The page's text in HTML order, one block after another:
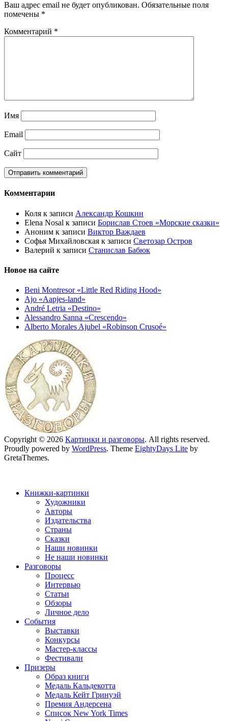
Ваш адрес email не будет опубликован. Обязательные поля
помечены *
Комментарий *
Имя
Email
Сайт
Комментарии
Коля к записи Александр Кошкин
Elena Nosal к записи Борислав Стоев «Морские сказки»
Аноним к записи Виктор Важдаев
Софья Михайловская к записи Светозар Остров
Валерий к записи Станислав Бабюк
Новое на сайте
Beni Montresor «Little Red Riding Hood»
Ajo «Aapjes-land»
André Letria «Destino»
Alessandro Sanna «Crescendo»
Alberto Morales Ajubel «Robinson Crusoé»
Copyright © 2026 Картинки и разговоры. All rights reserved.
Proudly powered by WordPress. Theme EightyDays Lite by
GretaThemes.
Книжки-картинки
Художники
Авторы
Издательства
Страны
Сказки
Наши новинки
Не наши новинки
Разговоры
Процесс
Интервью
Статьи
Обзоры
Личное дело
События
Выставки
Конкурсы
Мастер-классы
Фестивали
Призеры
Образ книги
Медаль Кальдекотта
Медаль Кейт Гринуэй
Премия Андерсена
Список New York Times